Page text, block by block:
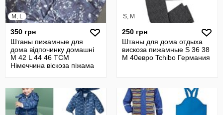
M, L
350 грн
Штаны пижамные для
дома відпочинку домашні
М 42 L 44 46 TCM
Німеччина віскоза піжама
S, M
250 грн
Штаны для дома отдыха
вискоза пижамные S 36 38
M 40евро Tchibo Германия